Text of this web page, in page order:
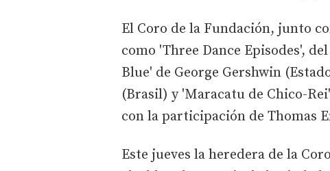
El Coro de la Fundación, junto
como 'Three Dance Episodes',
Blue' de George Gershwin
(Brasil) y 'Maracatu de Chico-
con la participación de Thomas
Este jueves la heredera de la